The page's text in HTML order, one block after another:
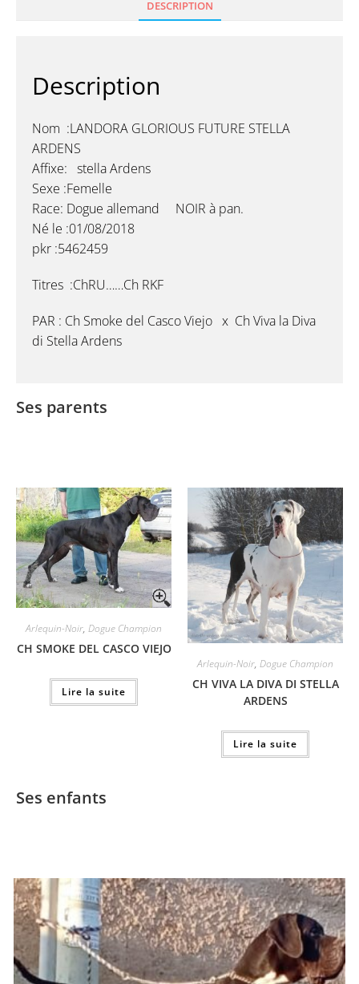
DESCRIPTION
Description
Nom :LANDORA GLORIOUS FUTURE STELLA
ARDENS
Affixe: stella Ardens
Sexe :Femelle
Race: Dogue allemand NOIR à pan.
Né le :01/08/2018
pkr :5462459
Titres :ChRU……Ch RKF
PAR : Ch Smoke del Casco Viejo x Ch Viva la Diva
di Stella Ardens
Ses parents
Arlequin-Noir, Dogue Champion
CH SMOKE DEL CASCO VIEJO
Lire la suite
Arlequin-Noir, Dogue Champion
CH VIVA LA DIVA DI STELLA
ARDENS
Lire la suite
Ses enfants